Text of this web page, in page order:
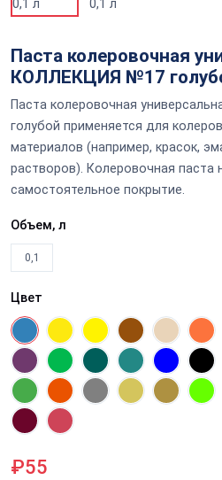
Паста колеровочная
КОЛЛЕКЦИЯ №17
Паста колеровочная
голубой применяется для
материалов (например, красок,
растворов). Колеровочная паста
самостоятельное покрытие.
Объем, л
0,1
Цвет
₽55